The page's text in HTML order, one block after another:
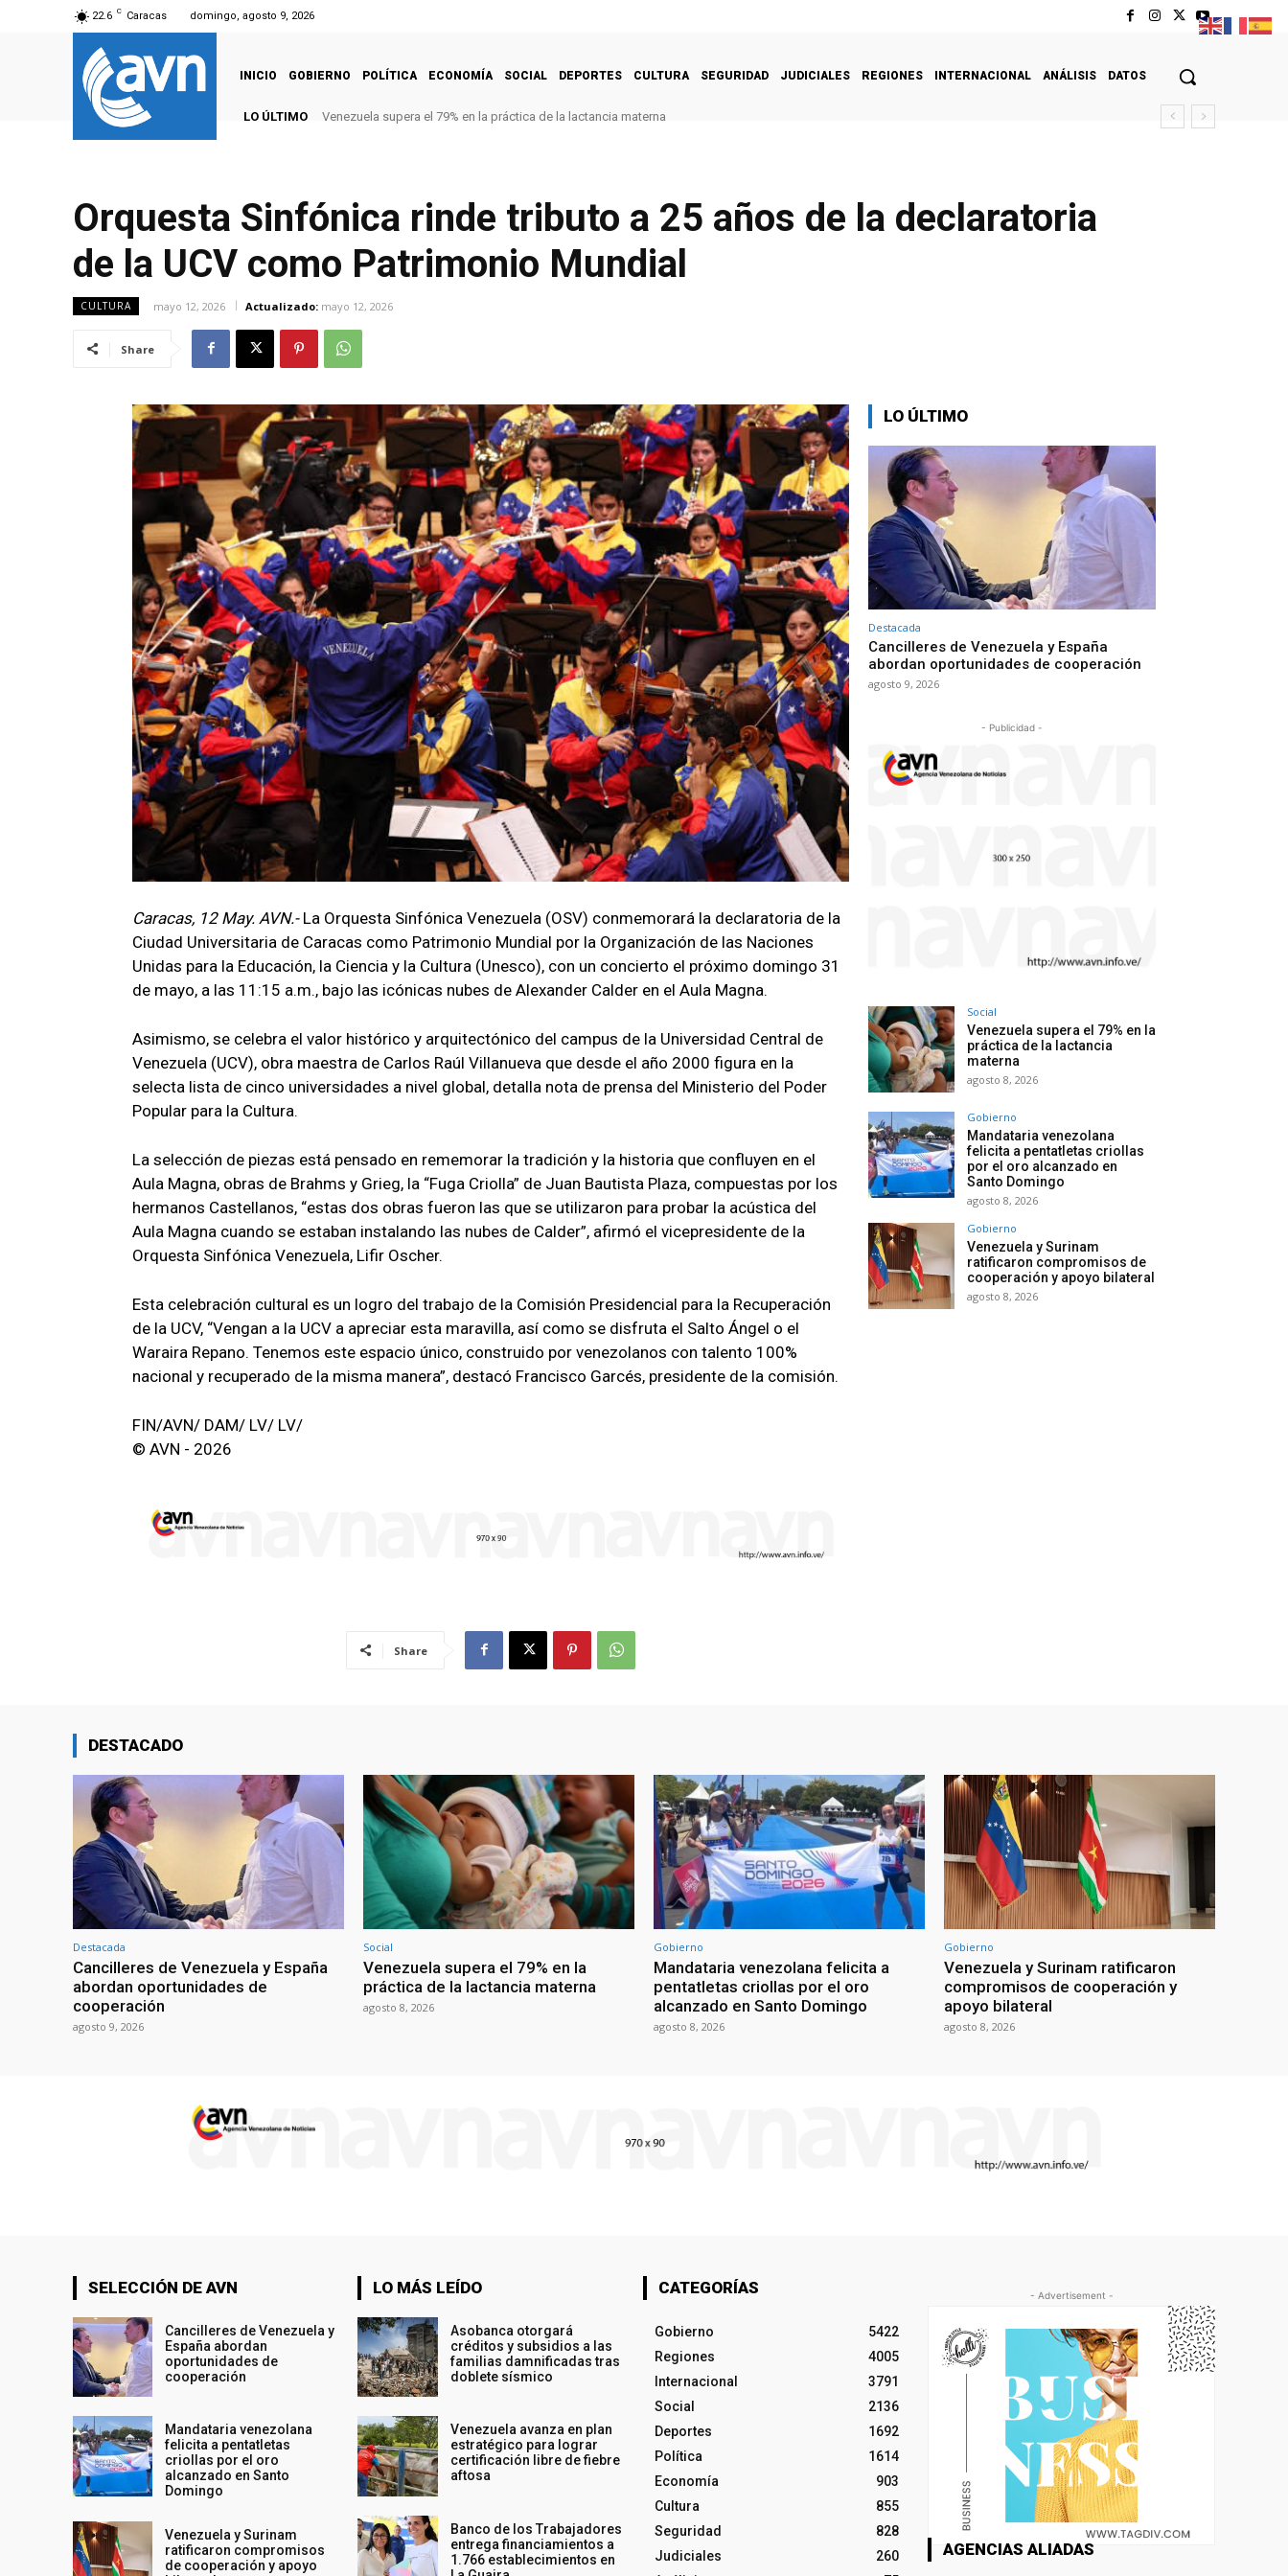
22.6 C Caracas domingo, agosto 9, 2026
INICIO GOBIERNO POLÍTICA ECONOMÍA SOCIAL DEPORTES CULTURA SEGURIDAD JUDICIALES REGIONES INTERNACIONAL ANÁLISIS DATOS
LO ÚLTIMO Venezuela supera el 79% en la práctica de la lactancia materna
Orquesta Sinfónica rinde tributo a 25 años de la declaratoria
de la UCV como Patrimonio Mundial
CULTURA mayo 12, 2026 Actualizado: mayo 12, 2026
Share
Caracas, 12 May. AVN.- La Orquesta Sinfónica Venezuela (OSV) conmemorará la declaratoria de la
Ciudad Universitaria de Caracas como Patrimonio Mundial por la Organización de las Naciones
Unidas para la Educación, la Ciencia y la Cultura (Unesco), con un concierto el próximo domingo 31
de mayo, a las 11:15 a.m., bajo las icónicas nubes de Alexander Calder en el Aula Magna.
Asimismo, se celebra el valor histórico y arquitectónico del campus de la Universidad Central de
Venezuela (UCV), obra maestra de Carlos Raúl Villanueva que desde el año 2000 figura en la
selecta lista de cinco universidades a nivel global, detalla nota de prensa del Ministerio del Poder
Popular para la Cultura.
La selección de piezas está pensado en rememorar la tradición y la historia que confluyen en el
Aula Magna, obras de Brahms y Grieg, la “Fuga Criolla” de Juan Bautista Plaza, compuestas por los
hermanos Castellanos, “estas dos obras fueron las que se utilizaron para probar la acústica del
Aula Magna cuando se estaban instalando las nubes de Calder”, afirmó el vicepresidente de la
Orquesta Sinfónica Venezuela, Lifir Oscher.
Esta celebración cultural es un logro del trabajo de la Comisión Presidencial para la Recuperación
de la UCV, “Vengan a la UCV a apreciar esta maravilla, así como se disfruta el Salto Ángel o el
Waraira Repano. Tenemos este espacio único, construido por venezolanos con talento 100%
nacional y recuperado de la misma manera”, destacó Francisco Garcés, presidente de la comisión.
FIN/AVN/ DAM/ LV/ LV/
© AVN - 2026
Share
LO ÚLTIMO
Destacada
Cancilleres de Venezuela y España
abordan oportunidades de cooperación
agosto 9, 2026
- Publicidad -
Social
Venezuela supera el 79% en la
práctica de la lactancia
materna
agosto 8, 2026
Gobierno
Mandataria venezolana
felicita a pentatletas criollas
por el oro alcanzado en
Santo Domingo
agosto 8, 2026
Gobierno
Venezuela y Surinam
ratificaron compromisos de
cooperación y apoyo bilateral
agosto 8, 2026
DESTACADO
Destacada
Cancilleres de Venezuela y España
abordan oportunidades de
cooperación
agosto 9, 2026
Social
Venezuela supera el 79% en la
práctica de la lactancia materna
agosto 8, 2026
Gobierno
Mandataria venezolana felicita a
pentatletas criollas por el oro
alcanzado en Santo Domingo
agosto 8, 2026
Gobierno
Venezuela y Surinam ratificaron
compromisos de cooperación y
apoyo bilateral
agosto 8, 2026
SELECCIÓN DE AVN
Cancilleres de Venezuela y
España abordan
oportunidades de
cooperación
Mandataria venezolana
felicita a pentatletas
criollas por el oro
alcanzado en Santo
Domingo
Venezuela y Surinam
ratificaron compromisos
de cooperación y apoyo
LO MÁS LEÍDO
Asobanca otorgará
créditos y subsidios a las
familias damnificadas tras
doblete sísmico
Venezuela avanza en plan
estratégico para lograr
certificación libre de fiebre
aftosa
Banco de los Trabajadores
entrega financiamientos a
1.766 establecimientos en
CATEGORÍAS
Gobierno
5422
Regiones
4005
Internacional
3791
Social
2136
Deportes
1692
Política
1614
Economía
903
Cultura
855
Seguridad
828
Judiciales
260
- Advertisement -
AGENCIAS ALIADAS